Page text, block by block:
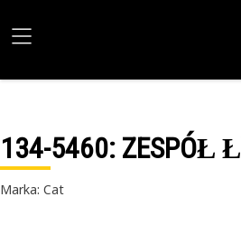
134-5460: ZESPÓŁ
Marka: Cat